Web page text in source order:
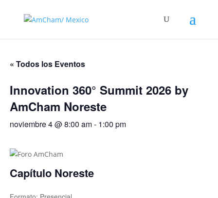
« Todos los Eventos
Innovation 360° Summit 2026 by
AmCham Noreste
noviembre 4 @ 8:00 am- 1:00 pm
Capítulo Noreste